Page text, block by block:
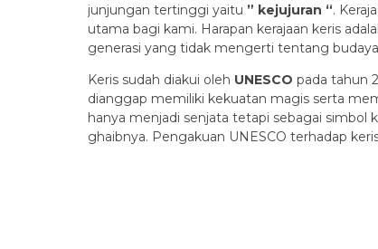
junjungan tertinggi yaitu ” kejujuran “.
utama bagi kami. Harapan kerajaan keris
generasi yang tidak mengerti tentang
Keris sudah diakui oleh UNESCO pada tahun
dianggap memiliki kekuatan magis serta
hanya menjadi senjata tetapi sebagai simbol
ghaibnya. Pengakuan UNESCO terhadap